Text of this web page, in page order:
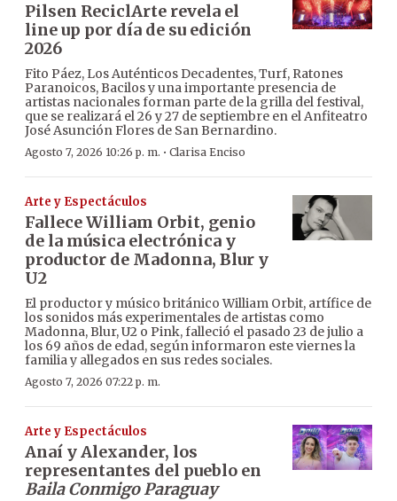
Pilsen ReciclArte revela el
line up por día de su edición
2026
Fito Páez, Los Auténticos Decadentes, Turf, Ratones
Paranoicos, Bacilos y una importante presencia de
artistas nacionales forman parte de la grilla del festival,
que se realizará el 26 y 27 de septiembre en el Anfiteatro
José Asunción Flores de San Bernardino.
Agosto 7, 2026 10:26 p. m. · Clarisa Enciso
Arte y Espectáculos
Fallece William Orbit, genio
de la música electrónica y
productor de Madonna, Blur y
U2
El productor y músico británico William Orbit, artífice de
los sonidos más experimentales de artistas como
Madonna, Blur, U2 o Pink, falleció el pasado 23 de julio a
los 69 años de edad, según informaron este viernes la
familia y allegados en sus redes sociales.
Agosto 7, 2026 07:22 p. m.
Arte y Espectáculos
Anaí y Alexander, los
representantes del pueblo en
Baila Conmigo Paraguay